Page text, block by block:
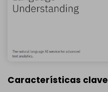
Características clave